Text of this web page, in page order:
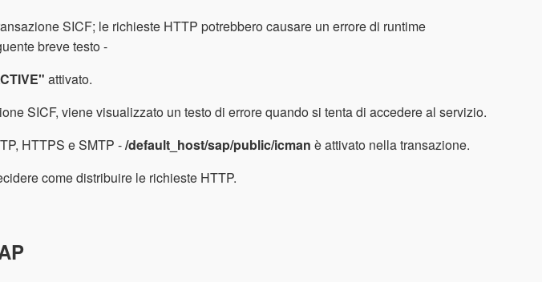
SICF; le richieste HTTP potrebbero causare un errore di runtime
breve testo -
attivato.
SICF, viene visualizzato un testo di errore quando si tenta di accedere al servizio.
HTTPS e SMTP -/default_host/sap/public/icman è attivato nella transazione.
come distribuire le richieste HTTP.